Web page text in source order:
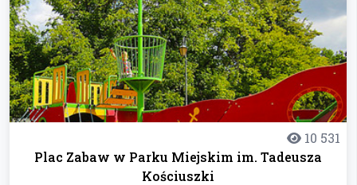
10 531
Plac Zabaw w Parku Miejskim im. Tadeusza
Kościuszki